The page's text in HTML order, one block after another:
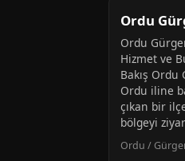
Ordu
Ordu
Hizmet ve
Bakış
Ordu iline
çıkan bir
bölgeyi
Ordu /